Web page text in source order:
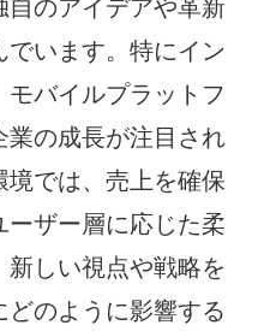
自のアイデアや革新
います。特にイン
バイルプラットフ
業の成長が注目され
境では、売上を確保
ザー層に応じた柔
しい視点や戦略を
どのように影響する